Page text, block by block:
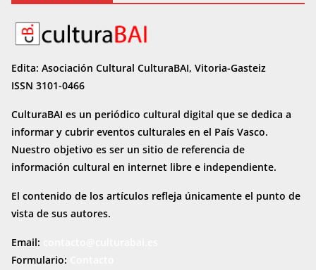
Edita: Asociación Cultural CulturaBAI, Vitoria-Gasteiz
ISSN 3101-0466
CulturaBAI es un periódico cultural digital que se dedica a
informar y cubrir eventos culturales en el País Vasco.
Nuestro objetivo es ser un sitio de referencia de
información cultural en internet libre e independiente.
El contenido de los artículos refleja únicamente el punto de
vista de sus autores.
Email:
Formulario: